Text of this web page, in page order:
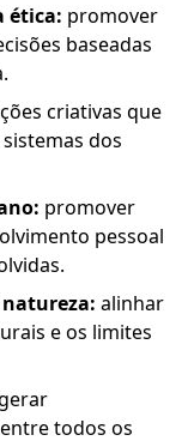
ética: promover
baseadas
criativas que
dos
promover
pessoal
alinhar
e os limites
todos os